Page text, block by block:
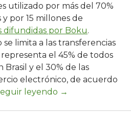
utilizado por más del 70%
por 15 millones de
difundidas por Boku.
limita a las transferencias
el 45% de todos
Brasil y el 30% de las
electrónico, de acuerdo